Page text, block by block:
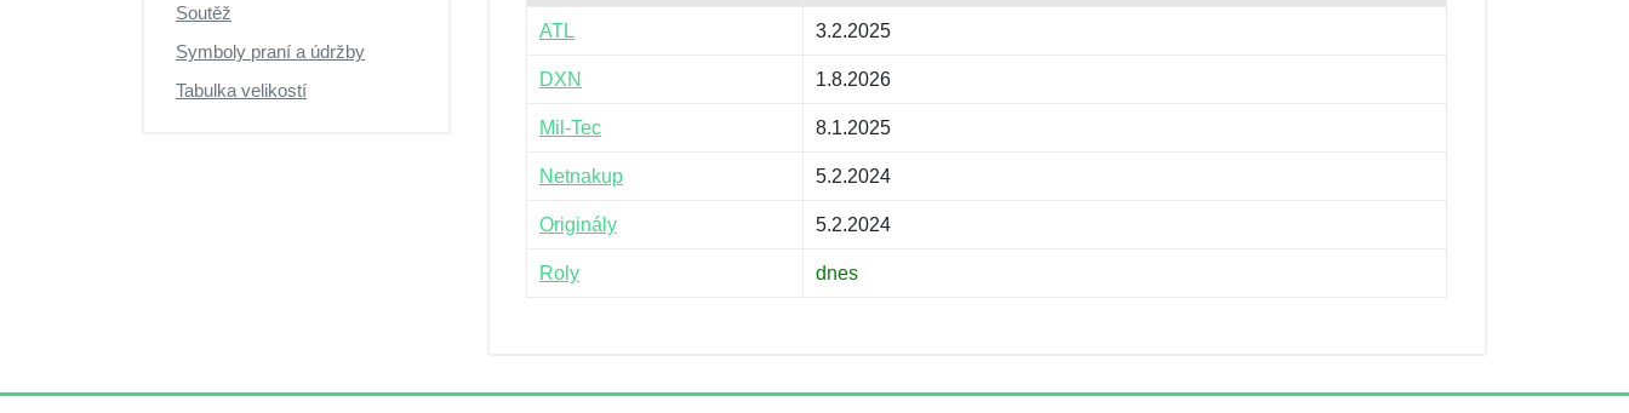
Soutěž
Symboly praní a údržby
Tabulka velikostí
ATL 3.2.2025
DXN 1.8.2026
Mil-Tec 8.1.2025
Netnakup 5.2.2024
Originály 5.2.2024
Roly dnes